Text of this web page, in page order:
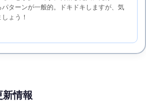
パターンが一般的。ドキドキしますが、気
ょう！
新情報